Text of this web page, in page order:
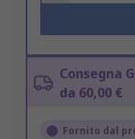
Consegna
da 60,00 €
Fornito dal